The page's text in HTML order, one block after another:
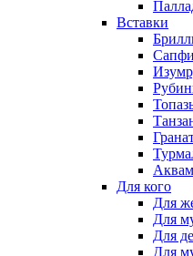
Вставки
Для кого
Для
Для
Для
Для